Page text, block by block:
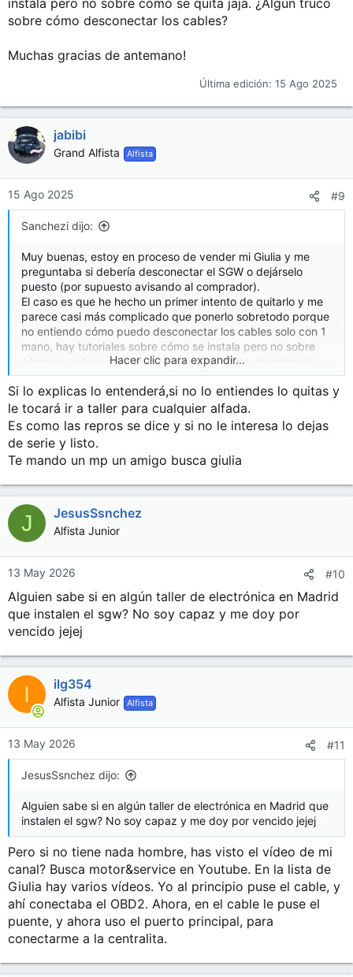
sobre cómo desconectar los cables?
Muchas gracias de antemano!
Última edición: 15 Ago 2025
jabibi
Grand Alfista Alfista
15 Ago 2025 #9
Sanchezi dijo:
Muy buenas, estoy en proceso de vender mi Giulia y me
preguntaba si debería desconectar el SGW o dejárselo
puesto (por supuesto avisando al comprador).
El caso es que he hecho un primer intento de quitarlo y me
parece casi más complicado que ponerlo sobretodo porque
no entiendo cómo puedo desconectar los cables solo con 1
mano, hay tutoriales sobre cómo se instala pero no sobre
cómo se quita jaja. ¿Algún truco sobre cómo desconectar
los cables?
Muchas gracias de antemano!
Hacer clic para expandir...
Si lo explicas lo entenderá,si no lo entiendes lo quitas y
le tocará ir a taller para cualquier alfada.
Es como las repros se dice y si no le interesa lo dejas
de serie y listo.
Te mando un mp un amigo busca giulia
J JesusSsnchez
Alfista Junior
13 May 2026 #10
Alguien sabe si en algún taller de electrónica en Madrid
que instalen el sgw? No soy capaz y me doy por
vencido jejej
I ilg354
Alfista Junior Alfista
13 May 2026 #11
JesusSsnchez dijo:
Alguien sabe si en algún taller de electrónica en Madrid que
instalen el sgw? No soy capaz y me doy por vencido jejej
Pero si no tiene nada hombre, has visto el vídeo de mi
canal? Busca motor&service en Youtube. En la lista de
Giulia hay varios vídeos. Yo al principio puse el cable, y
ahí conectaba el OBD2. Ahora, en el cable le puse el
puente, y ahora uso el puerto principal, para
conectarme a la centralita.